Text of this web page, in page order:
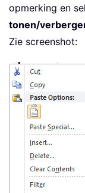
opmerking en
tonen/
Zie screenshot: